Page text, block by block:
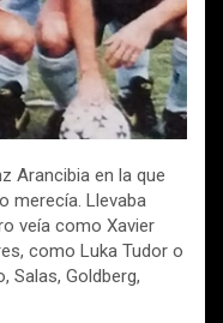
Arancibia en la que
merecía. Llevaba
veía como Xavier
como Luka Tudor o
Salas, Goldberg,